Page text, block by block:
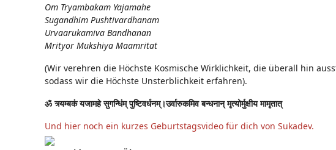
Om Tryambakam Yajamahe
Sugandhim Pushtivardhanam
Urvaarukamiva Bandhanan
Mrityor Mukshiya Maamritat
(Wir verehren die Höchste Kosmische Wirklichkeit, die überall hin
sodass wir die Höchste Unsterblichkeit erfahren).
ॐ त्र्यम्बकं यजामहे सुगन्धिंम् पुष्टिवर्धनम्।उर्वारुकमिव बन्धनान् मृत्योर्मुक्षीय मामृतात्
Und hier noch ein kurzes Geburtstagsvideo für dich von Sukadev.